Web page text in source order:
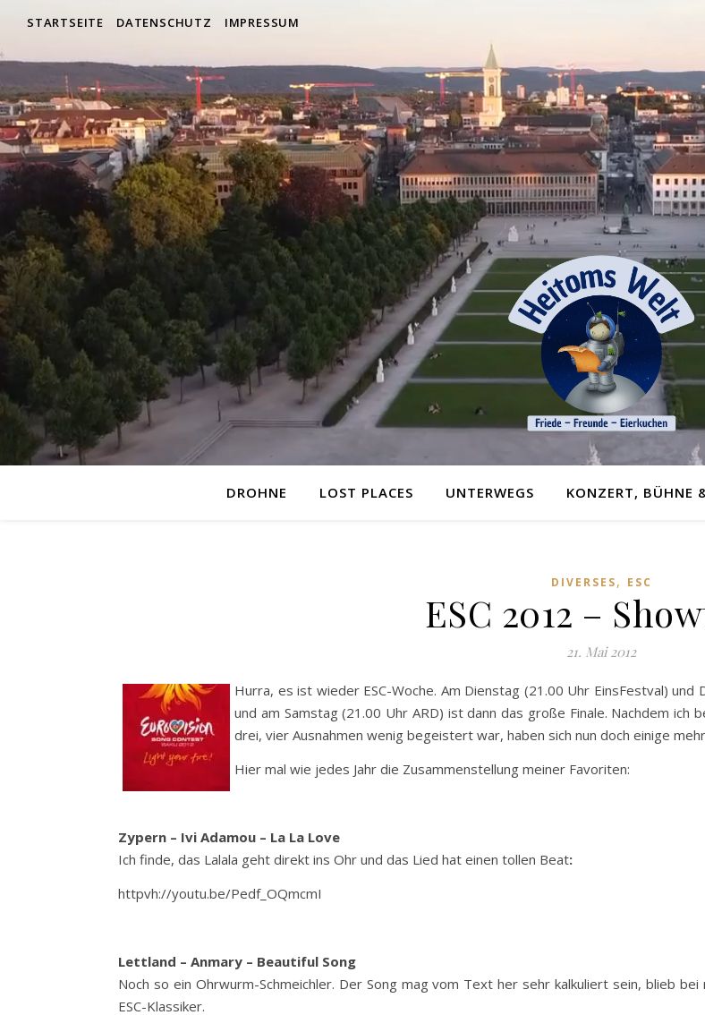
STARTSEITE DATENSCHUTZ IMPRESSUM
DROHNE LOST PLACES UNTERWEGS KONZERT, BÜHNE
DIVERSES, ESC
ESC 2012 –
21. Mai 2012
Hurra, es ist wieder ESC-Woche. Am Dienstag (21.00 Uhr EinsFestval)
und am Samstag (21.00 Uhr ARD) ist dann das große Finale. Nachdem
drei, vier Ausnahmen wenig begeistert war, haben sich nun doch einige
Hier mal wie jedes Jahr die Zusammenstellung meiner Favoriten:
Zypern – Ivi Adamou – La La Love
Ich finde, das Lalala geht direkt ins Ohr und das Lied hat einen tollen Beat:
httpvh://youtu.be/Pedf_OQmcmI
Lettland – Anmary – Beautiful Song
Noch so ein Ohrwurm-Schmeichler. Der Song mag vom Text her sehr kalkuliert sein, blieb
ESC-Klassiker.